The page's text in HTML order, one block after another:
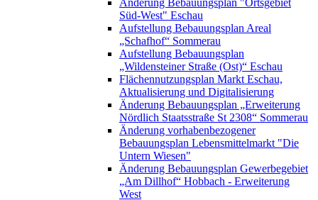
Änderung Bebauungsplan "Ortsgebiet
Süd-West" Eschau
Aufstellung Bebauungsplan Areal
„Schafhof“ Sommerau
Aufstellung Bebauungsplan
„Wildensteiner Straße (Ost)“ Eschau
Flächennutzungsplan Markt Eschau,
Aktualisierung und Digitalisierung
Änderung Bebauungsplan „Erweiterung
Nördlich Staatsstraße St 2308“ Sommerau
Änderung vorhabenbezogener
Bebauungsplan Lebensmittelmarkt "Die
Untern Wiesen"
Änderung Bebauungsplan Gewerbegebiet
„Am Dillhof“ Hobbach - Erweiterung
West